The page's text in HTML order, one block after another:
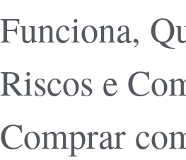
Funciona,
Riscos e
Comprar